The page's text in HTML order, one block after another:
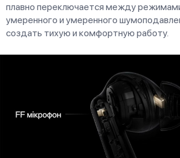
плавно переключается между
умеренного и умеренного
создать тихую и комфортную работу.